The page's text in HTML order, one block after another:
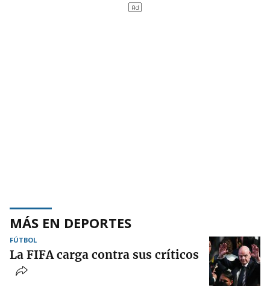
MÁS EN DEPORTES
FÚTBOL
La FIFA carga contra sus críticos